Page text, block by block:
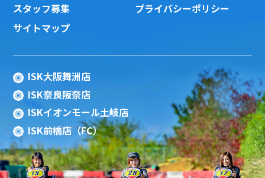
スタッフ募集
プライバシーポリシー
サイトマップ
ISK大阪舞洲店
ISK奈良阪奈店
ISKイオンモール土岐店
ISK前橋店（FC）